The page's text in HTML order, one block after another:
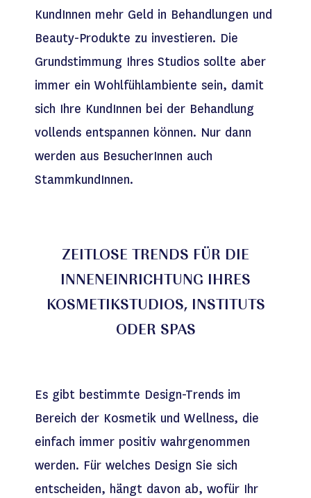
KundInnen mehr Geld in Behandlungen und
Beauty-Produkte zu investieren. Die
Grundstimmung Ihres Studios sollte aber
immer ein Wohlfühlambiente sein, damit
sich Ihre KundInnen bei der Behandlung
vollends entspannen können. Nur dann
werden aus BesucherInnen auch
StammkundInnen.
ZEITLOSE TRENDS FÜR DIE
INNENEINRICHTUNG IHRES
KOSMETIKSTUDIOS, INSTITUTS
ODER SPAS
Es gibt bestimmte Design-Trends im
Bereich der Kosmetik und Wellness, die
einfach immer positiv wahrgenommen
werden. Für welches Design Sie sich
entscheiden, hängt davon ab, wofür Ihr